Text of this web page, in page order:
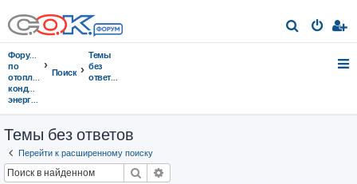
о
Форумы
по
отоплению,
кондиционированию,
энергосбережению
Поиск
Темы
без
ответов
Темы без ответов
Перейти к расширенному поиску
Поиск